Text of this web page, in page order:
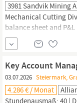
3981 Sandvik Mining
Mechanical Cutting
balance sheet and
collaboration with
execution of yearly
internal tax reporting.
internationally
accountingand tax.
Key Account
03.07.2026 Steiermark,
4.286 € / Monat
Stundenausmaß: 40 |